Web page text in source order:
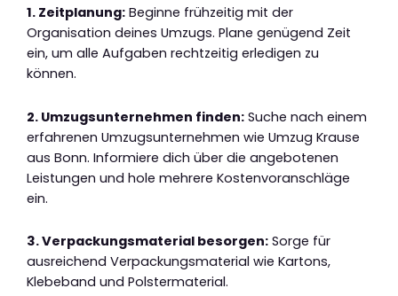
1. Zeitplanung: Beginne frühzeitig mit der
Organisation deines Umzugs. Plane genügend Zeit
ein, um alle Aufgaben rechtzeitig erledigen zu
können.
2. Umzugsunternehmen finden: Suche nach einem
erfahrenen Umzugsunternehmen wie Umzug Krause
aus Bonn. Informiere dich über die angebotenen
Leistungen und hole mehrere Kostenvoranschläge
ein.
3. Verpackungsmaterial besorgen: Sorge für
ausreichend Verpackungsmaterial wie Kartons,
Klebeband und Polstermaterial.